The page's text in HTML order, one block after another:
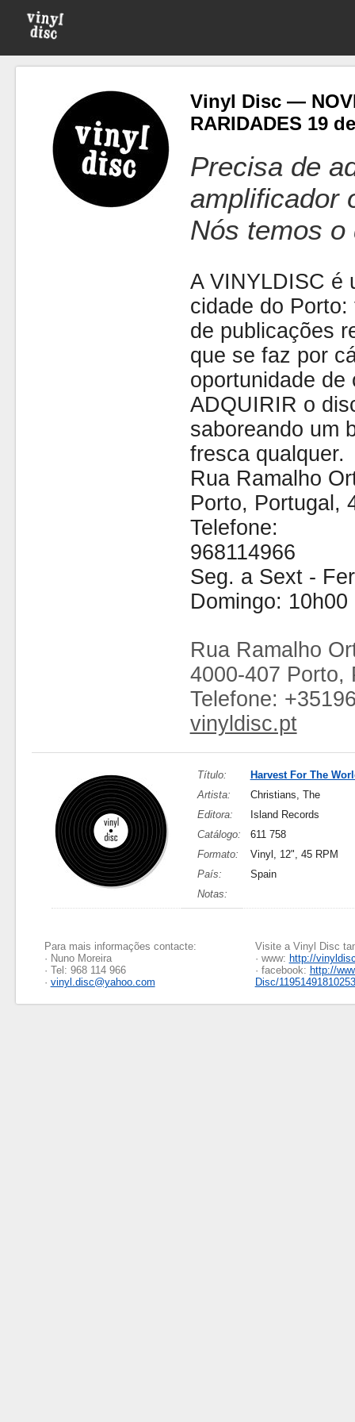
Vinyl Disc —
RARIDADES 19
Precisa de
amplificador
Nós temos o
A VINYLDISC é
cidade do
de publicações
que se faz por
oportunidade de
ADQUIRIR o
saboreando um
fresca qualquer.
Rua Ramalho
Porto, Portugal,
Telefone:
968114966
Seg. a Sext -
Domingo: 10h00
Rua Ramalho
4000-407 Porto,
Telefone:
vinyldisc.pt
Título:
Harvest For The
Artista:
Christians, The
Editora:
Island Records
Catálogo:
611 758
Formato:
Vinyl, 12", 45 RPM
País:
Spain
Notas:
Para mais informações contacte:
· Nuno Moreira
· Tel: 968 114 966
· vinyl.disc@yahoo.com
Visite a Vinyl Disc
· www: http://
· facebook: http://
Disc/